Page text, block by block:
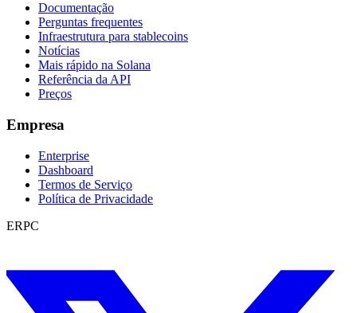
Documentação
Perguntas frequentes
Infraestrutura para stablecoins
Notícias
Mais rápido na Solana
Referência da API
Preços
Empresa
Enterprise
Dashboard
Termos de Serviço
Política de Privacidade
ERPC